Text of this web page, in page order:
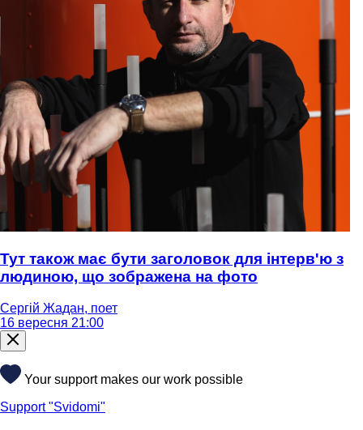
Тут також має бути заголовок для інтерв'ю з
людиною, що зображена на фото
Сергій Жадан, поет
16 вересня 21:00
Your support makes our work possible
Support "Svidomi"